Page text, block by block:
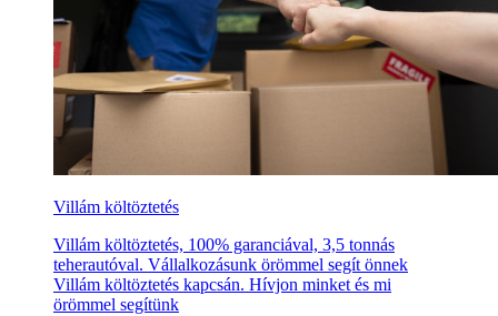
Villám költöztetés
Villám költöztetés, 100% garanciával, 3,5 tonnás
teherautóval. Vállalkozásunk örömmel segít önnek
Villám költöztetés kapcsán. Hívjon minket és mi
örömmel segítünk